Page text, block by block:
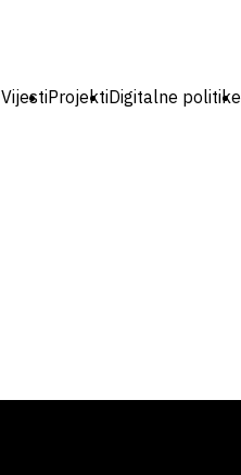
VijestiProjektiDigitalne politike